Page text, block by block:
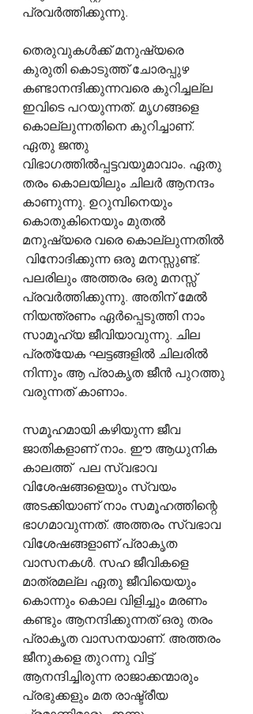
പ്രവർത്തിക്കുന്നു.
തെരുവുകൾക്ക് മനുഷ്യരെ
കുരുതി കൊടുത്ത് ചോരപ്പുഴ
കണ്ടാനന്ദിക്കുന്നവരെ കുറിച്ചല്ല
ഇവിടെ പറയുന്നത്. മൃഗങ്ങളെ
കൊല്ലുന്നതിനെ കുറിച്ചാണ്.
ഏതു ജന്തു
വിഭാഗത്തിൽപ്പട്ടവയുമാവാം. ഏതു
തരം കൊലയിലും ചിലർ ആനന്ദം
കാണുന്നു. ഉറുമ്പിനെയും
കൊതുകിനെയും മുതൽ
മനുഷ്യരെ വരെ കൊല്ലുന്നതിൽ
വിനോദിക്കുന്ന ഒരു മനസ്സുണ്ട്.
പലരിലും അത്തരം ഒരു മനസ്സ്
പ്രവർത്തിക്കുന്നു. അതിന് മേൽ
നിയന്ത്രണം ഏർപ്പെടുത്തി നാം
സാമൂഹ്യ ജീവിയാവുന്നു. ചില
പ്രത്യേക ഘട്ടങ്ങളിൽ ചിലരിൽ
നിന്നും ആ പ്രാകൃത ജീൻ പുറത്തു
വരുന്നത് കാണാം.
സമൂഹമായി കഴിയുന്ന ജീവ
ജാതികളാണ് നാം. ഈ ആധുനിക
കാലത്ത്  പല സ്വഭാവ
വിശേഷങ്ങളെയും സ്വയം
അടക്കിയാണ് നാം സമൂഹത്തിന്റെ
ഭാഗമാവുന്നത്. അത്തരം സ്വഭാവ
വിശേഷങ്ങളാണ് പ്രാകൃത
വാസനകൾ. സഹ ജീവികളെ
മാത്രമല്ല ഏതു ജീവിയെയും
കൊന്നും കൊല വിളിച്ചും മരണം
കണ്ടും ആനന്ദിക്കുന്നത് ഒരു തരം
പ്രാകൃത വാസനയാണ്. അത്തരം
ജീനുകളെ തുറന്നു വിട്ട്
ആനന്ദിച്ചിരുന്ന രാജാക്കന്മാരും
പ്രഭുക്കളും മത രാഷ്ട്രീയ